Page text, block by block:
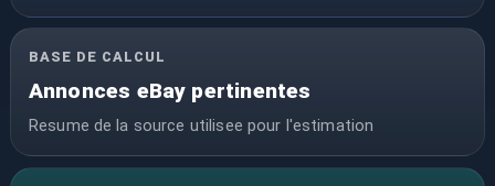
BASE DE CALCUL
Annonces eBay pertinentes
Resume de la source utilisee pour l'estimation